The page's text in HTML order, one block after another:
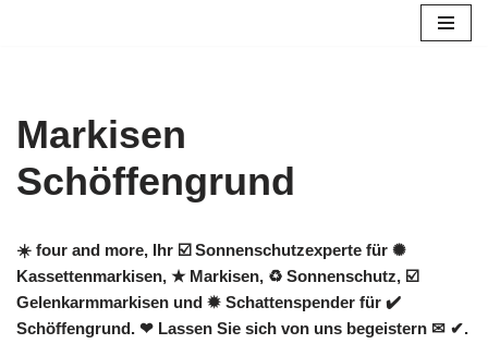
Markisen
Schöffengrund
☀️ four and more, Ihr ☑️ Sonnenschutzexperte für ✺
Kassettenmarkisen, ★ Markisen, ♻ Sonnenschutz, ☑️
Gelenkarmmarkisen und ✹ Schattenspender für ✔️
Schöffengrund. ❤ Lassen Sie sich von uns begeistern ✉ ✔.